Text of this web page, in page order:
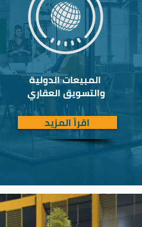
المبيعات الدولية
والتسويق العقاري
اقرأ المزيد